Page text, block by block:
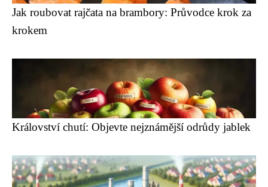
Jak roubovat rajčata na brambory: Průvodce krok za
krokem
Království chutí: Objevte nejznámější odrůdy jablek